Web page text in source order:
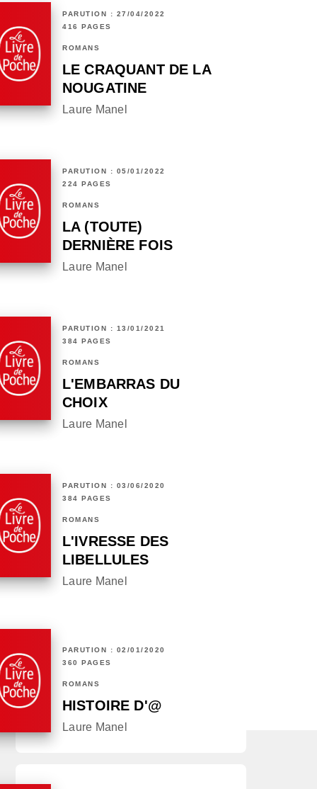
PARUTION : 27/04/2022
416 PAGES
ROMANS
LE CRAQUANT DE LA
NOUGATINE
Laure Manel
PARUTION : 05/01/2022
224 PAGES
ROMANS
LA (TOUTE)
DERNIÈRE FOIS
Laure Manel
PARUTION : 13/01/2021
384 PAGES
ROMANS
L'EMBARRAS DU
CHOIX
Laure Manel
PARUTION : 03/06/2020
384 PAGES
ROMANS
L'IVRESSE DES
LIBELLULES
Laure Manel
PARUTION : 02/01/2020
360 PAGES
ROMANS
HISTOIRE D'@
Laure Manel